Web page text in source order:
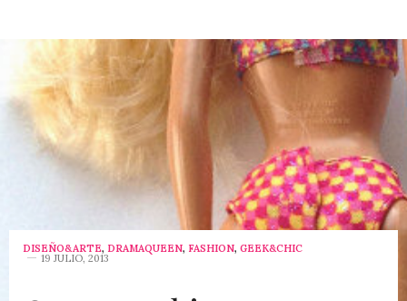
DISEÑO&ARTE, DRAMAQUEEN, FASHION, GEEK&CHIC
19 JULIO, 2013